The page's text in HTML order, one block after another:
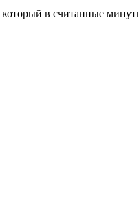
в считанные